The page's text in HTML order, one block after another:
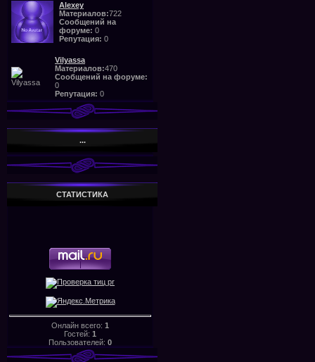
Alexey
Материалов:722
Сообщений на
форуме: 0
Репутация: 0
Vilyassa
Материалов:470
Сообщений на форуме:
0
Репутация: 0
...
СТАТИСТИКА
Онлайн всего: 1
Гостей: 1
Пользователей: 0